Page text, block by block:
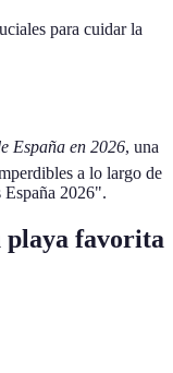
para cuidar la
España en 2026, una
a lo largo de
España 2026".
playa favorita